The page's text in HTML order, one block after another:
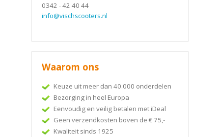
0342 - 42 40 44
info@vischscooters.nl
Waarom ons
Keuze uit meer dan 40.000 onderdelen
Bezorging in heel Europa
Eenvoudig en veilig betalen met iDeal
Geen verzendkosten boven de € 75,-
Kwaliteit sinds 1925